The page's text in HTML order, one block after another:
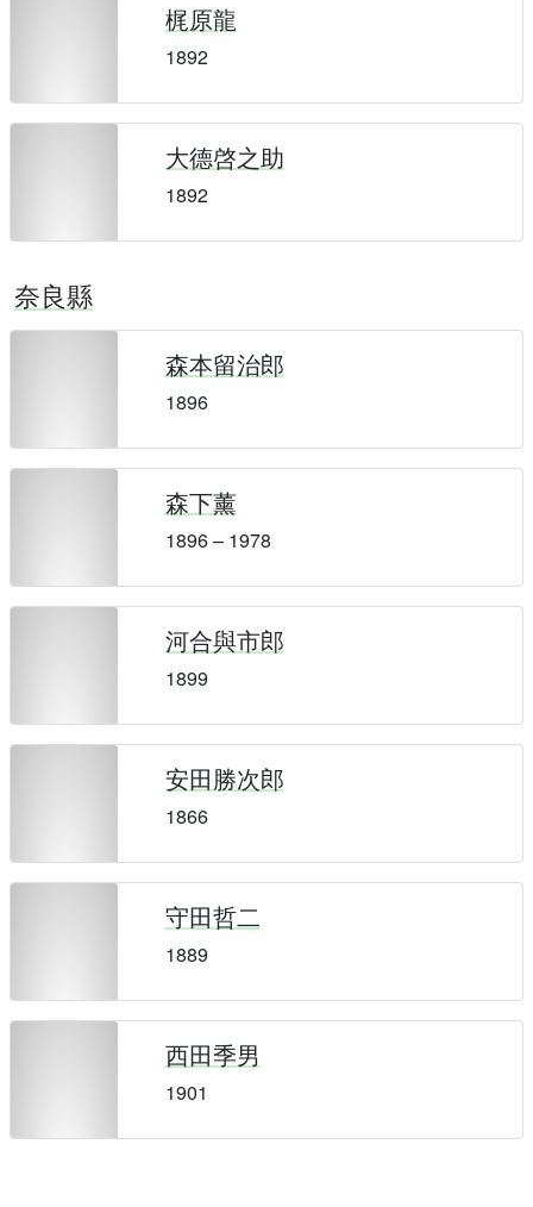
梶原龍
1892
大德啓之助
1892
奈良縣
森本留治郎
1896
森下薰
1896 – 1978
河合與市郎
1899
安田勝次郎
1866
守田哲二
1889
西田季男
1901